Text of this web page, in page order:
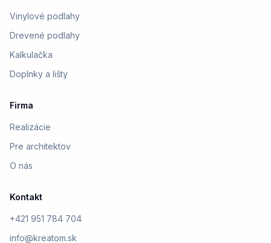
Vinylové podlahy
Drevené podlahy
Kalkulačka
Doplnky a lišty
Firma
Realizácie
Pre architektov
O nás
Kontakt
+421 951 784 704
info@kreatom.sk